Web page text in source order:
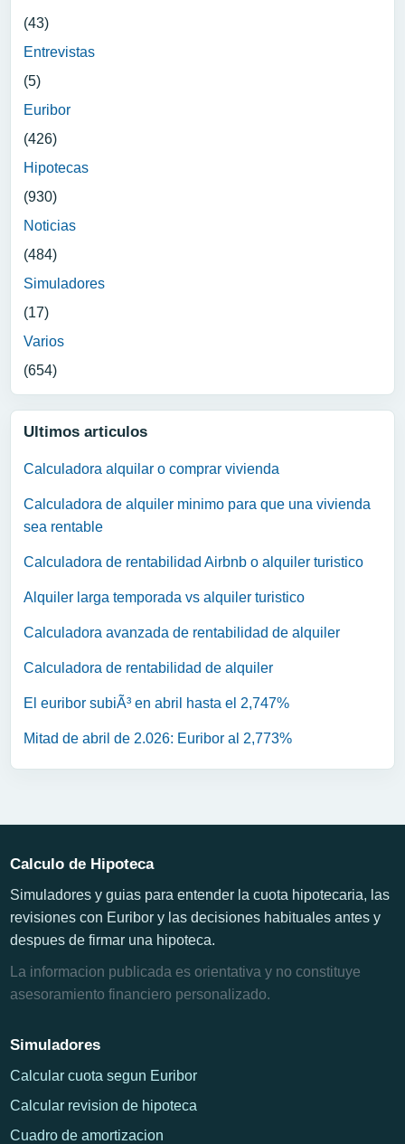
(43)
Entrevistas
(5)
Euribor
(426)
Hipotecas
(930)
Noticias
(484)
Simuladores
(17)
Varios
(654)
Ultimos articulos
Calculadora alquilar o comprar vivienda
Calculadora de alquiler minimo para que una vivienda
sea rentable
Calculadora de rentabilidad Airbnb o alquiler turistico
Alquiler larga temporada vs alquiler turistico
Calculadora avanzada de rentabilidad de alquiler
Calculadora de rentabilidad de alquiler
El euribor subiÃ³ en abril hasta el 2,747%
Mitad de abril de 2.026: Euribor al 2,773%
Calculo de Hipoteca
Simuladores y guias para entender la cuota hipotecaria, las
revisiones con Euribor y las decisiones habituales antes y
despues de firmar una hipoteca.
La informacion publicada es orientativa y no constituye
asesoramiento financiero personalizado.
Simuladores
Calcular cuota segun Euribor
Calcular revision de hipoteca
Cuadro de amortizacion